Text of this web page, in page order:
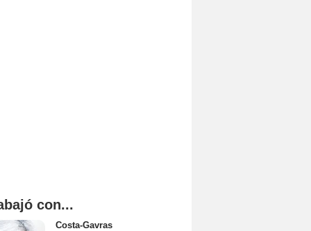
con...
Costa-Gavras